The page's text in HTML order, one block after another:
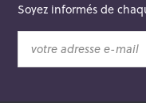
Soyez informés de
t